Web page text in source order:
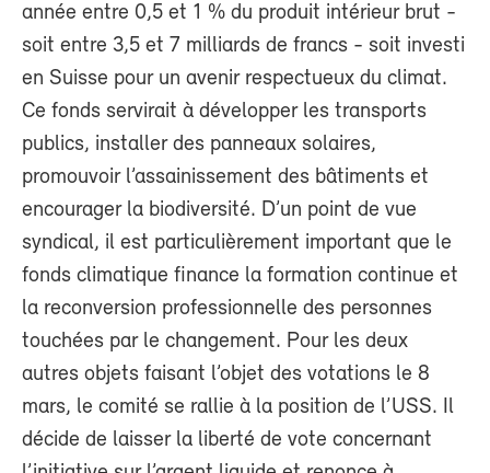
année entre 0,5 et 1 % du produit intérieur brut -
soit entre 3,5 et 7 milliards de francs - soit investi
en Suisse pour un avenir respectueux du climat.
Ce fonds servirait à développer les transports
publics, installer des panneaux solaires,
promouvoir l’assainissement des bâtiments et
encourager la biodiversité. D’un point de vue
syndical, il est particulièrement important que le
fonds climatique finance la formation continue et
la reconversion professionnelle des personnes
touchées par le changement. Pour les deux
autres objets faisant l’objet des votations le 8
mars, le comité se rallie à la position de l’USS. Il
décide de laisser la liberté de vote concernant